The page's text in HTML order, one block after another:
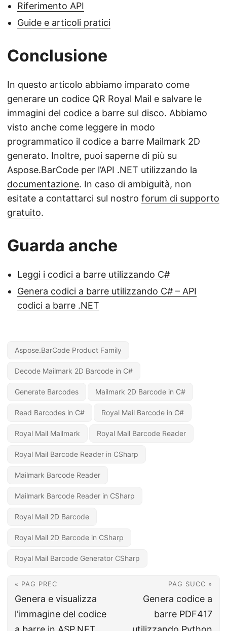
Riferimento API
Guide e articoli pratici
Conclusione
In questo articolo abbiamo imparato come
generare un codice QR Royal Mail e salvare le
immagini del codice a barre sul disco. Abbiamo
visto anche come leggere in modo
programmatico il codice a barre Mailmark 2D
generato. Inoltre, puoi saperne di più su
Aspose.BarCode per l’API .NET utilizzando la
documentazione. In caso di ambiguità, non
esitate a contattarci sul nostro forum di supporto
gratuito.
Guarda anche
Leggi i codici a barre utilizzando C#
Genera codici a barre utilizzando C# – API
codici a barre .NET
Aspose.BarCode Product Family
Decode Mailmark 2D Barcode in C#
Generate Barcodes Mailmark 2D Barcode in C#
Read Barcodes in C# Royal Mail Barcode in C#
Royal Mail Mailmark Royal Mail Barcode Reader
Royal Mail Barcode Reader in CSharp
Mailmark Barcode Reader
Mailmark Barcode Reader in CSharp
Royal Mail 2D Barcode
Royal Mail 2D Barcode in CSharp
Royal Mail Barcode Generator CSharp
« PAG PREC
Genera e visualizza
l'immagine del codice
PAG SUCC »
Genera codice a
barre PDF417